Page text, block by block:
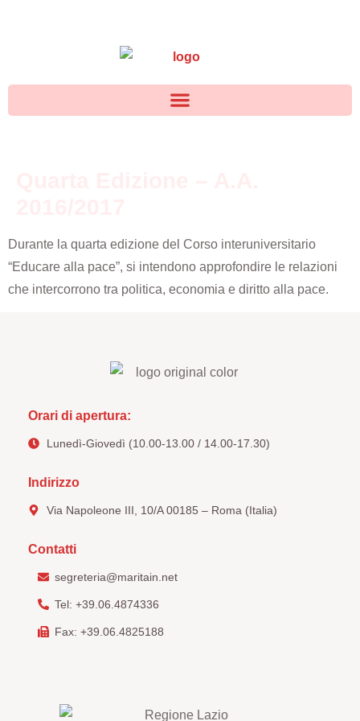
Durante la quarta edizione del Corso interuniversitario
“Educare alla pace”, si intendono approfondire le relazioni
che intercorrono tra politica, economia e diritto alla pace.
Orari di apertura:
Lunedì-Giovedì (10.00-13.00 / 14.00-17.30)
Indirizzo
Via Napoleone III, 10/A 00185 – Roma (Italia)
Contatti
segreteria@maritain.net
Tel: +39.06.4874336
Fax: +39.06.4825188